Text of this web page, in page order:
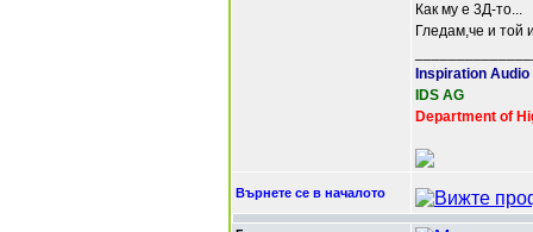
Как му е 3Д-то...
Гледам,че и той
Inspiration Audio
IDS AG
Department of
Върнете се в началото